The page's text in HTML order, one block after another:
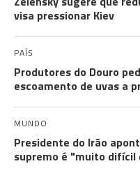
visa pressionar Kiev
PAÍS
Produtores do Douro
escoamento de uvas a
MUNDO
Presidente do Irão
supremo é "muito difícil